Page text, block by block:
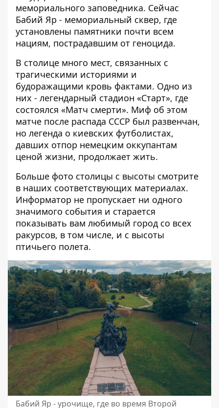
мемориального заповедника. Сейчас
Бабий Яр - мемориальный сквер, где
установлены памятники почти всем
нациям, пострадавшим от геноцида.
В столице много мест, связанных с
трагическими историями и
будоражащими кровь фактами. Одно из
них - легендарный стадион «Старт», где
состоялся «Матч смерти». Миф об этом
матче после распада СССР был развенчан,
но легенда о киевских футболистах,
давших отпор немецким оккупантам
ценой жизни, продолжает жить.
Больше фото столицы с высоты смотрите
в наших соответствующих материалах.
Информатор не пропускает ни одного
значимого события и старается
показывать вам любимый город со всех
ракурсов, в том числе, и с высоты
птичьего полета.
Бабий Яр - урочище, где во время Второй